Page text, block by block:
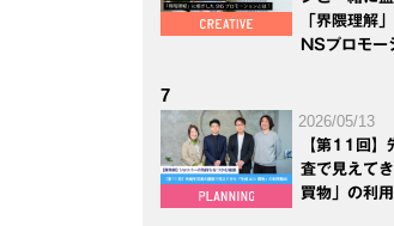
「界隈理解
NSプロモー
7
2026/05/13
【第11回】
査で見えて
買物」の利